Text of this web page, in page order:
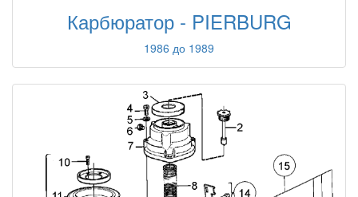
Карбюратор - PIERBURG
1986 до 1989